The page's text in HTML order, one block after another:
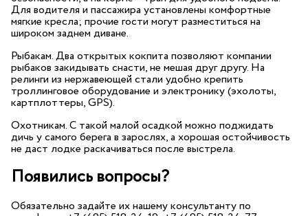
Для водителя и пассажира установлены комфортные
мягкие кресла; прочие гости могут разместиться на
широком заднем диване.
Рыбакам. Два открытых кокпита позволяют компании
рыбаков закидывать снасти, не мешая друг другу. На
релинги из нержавеющей стали удобно крепить
троллинговое оборудование и электронику (эхолоты,
картплоттеры, GPS).
Охотникам. С такой малой осадкой можно поджидать
дичь у самого берега в зарослях, а хорошая остойчивость
не даст лодке раскачиваться после выстрела.
Появились вопросы?
Обязательно задайте их нашему консультанту по